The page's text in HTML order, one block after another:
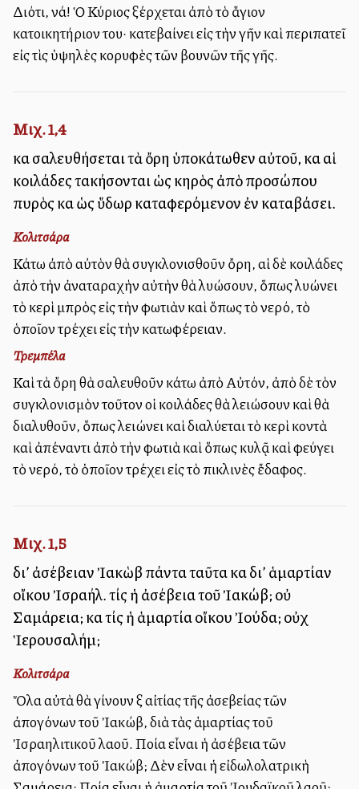
Διότι, νά! Ὁ Κύριος ἐξέρχεται ἀπὸ τὸ ἅγιον
κατοικητήριον του· κατεβαίνει εἰς τὴν γῆν καὶ περιπατεῖ
εἰς τὶς ὑψηλὲς κορυφὲς τῶν βουνῶν τῆς γῆς.
Μιχ. 1,4
καὶ σαλευθήσεται τὰ ὄρη ὑποκάτωθεν αὐτοῦ, καὶ αἱ
κοιλάδες τακήσονται ὡς κηρὸς ἀπὸ προσώπου
πυρὸς καὶ ὡς ὕδωρ καταφερόμενον ἐν καταβάσει.
Κολιτσάρα
Κάτω ἀπὸ αὐτὸν θὰ συγκλονισθοῦν ὄρη, αἱ δὲ κοιλάδες
ἀπὸ τὴν ἀναταραχὴν αὐτὴν θὰ λυώσουν, ὅπως λυώνει
τὸ κερὶ ἐμπρὸς εἰς τὴν φωτιὰν καὶ ὅπως τὸ νερό, τὸ
ὁποῖον τρέχει εἰς τὴν κατωφέρειαν.
Τρεμπέλα
Καὶ τὰ ὄρη θὰ σαλευθοῦν κάτω ἀπὸ Αὐτόν, ἀπὸ δὲ τὸν
συγκλονισμὸν τοῦτον οἱ κοιλάδες θὰ λειώσουν καὶ θὰ
διαλυθοῦν, ὅπως λειώνει καὶ διαλύεται τὸ κερὶ κοντὰ
καὶ ἀπέναντι ἀπὸ τὴν φωτιὰ καὶ ὅπως κυλᾷ καὶ φεύγει
τὸ νερό, τὸ ὁποῖον τρέχει εἰς τὸ ἐπικλινὲς ἔδαφος.
Μιχ. 1,5
δι’ ἀσέβειαν Ἰακὼβ πάντα ταῦτα καὶ δι’ ἁμαρτίαν
οἴκου Ἰσραήλ. τίς ἡ ἀσέβεια τοῦ Ἰακώβ; οὐ
Σαμάρεια; καὶ τίς ἡ ἁμαρτία οἴκου Ἰούδα; οὐχὶ
Ἱερουσαλήμ;
Κολιτσάρα
Ὅλα αὐτὰ θὰ γίνουν ἐξ αἰτίας τῆς ἀσεβείας τῶν
ἀπογόνων τοῦ Ἰακώβ, διὰ τὰς ἁμαρτίας τοῦ
Ἰσραηλιτικοῦ λαοῦ. Ποία εἶναι ἡ ἀσέβεια τῶν
ἀπογόνων τοῦ Ἰακώβ; Δὲν εἶναι ἡ εἰδωλολατρικὴ